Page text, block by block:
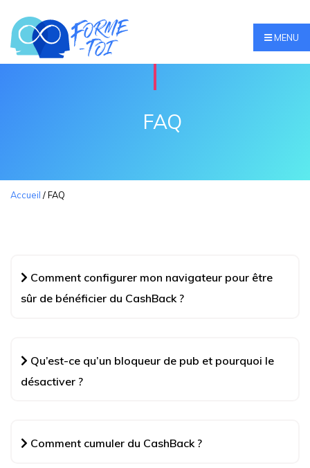
MENU
FAQ
Accueil /FAQ
Comment configurer mon navigateur pour être
sûr de bénéficier du CashBack ?
Qu’est-ce qu’un bloqueur de pub et pourquoi le
désactiver ?
Comment cumuler du CashBack ?